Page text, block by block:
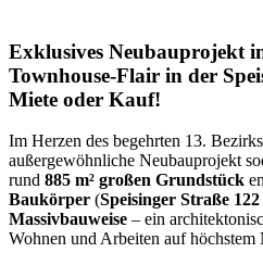
Exklusives Neubauprojekt
Townhouse-Flair in der
Miete oder Kauf!
Im Herzen des begehrten 13.
außergewöhnliche Neubauprojekt
rund 885 m² großen Grundstück
Baukörper (Speisinger Straße 122
Massivbauweise – ein
Wohnen und Arbeiten auf höchstem